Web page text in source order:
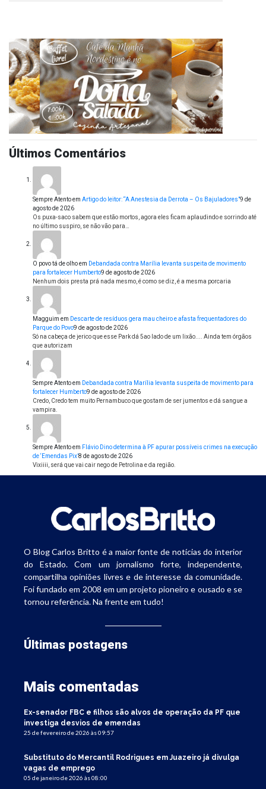
Últimos Comentários
Sempre Atentoem Artigo do leitor: “A Anestesia da Derrota – Os Bajuladores”9 de
agosto de 2026
Os puxa-saco sabem que estão mortos, agora eles ficam aplaudindo e sorrindo até
no último suspiro, se não vão para…
O povo tá de olhoem Debandada contra Marília levanta suspeita de movimento
para fortalecer Humberto9 de agosto de 2026
Nenhum dois presta prá nada mesmo, é como se diz, é a mesma porcaria
Magguim em Descarte de resíduos gera mau cheiro e afasta frequentadores do
Parque do Povo9 de agosto de 2026
Só na cabeça de jerico que esse Park dá 5ao lado de um lixão.... Ainda tem órgãos
que autorizam
Sempre Atentoem Debandada contra Marília levanta suspeita de movimento para
fortalecer Humberto9 de agosto de 2026
Credo, Credo tem muito Pernambuco que gostam de ser jumentos e dá sangue a
vampira.
Sempre Atentoem Flávio Dino determina à PF apurar possíveis crimes na execução
de ‘Emendas Pix’8 de agosto de 2026
Vixiiii, será que vai cair nego de Petrolina e da região.
O Blog Carlos Britto é a maior fonte de notícias do interior
do Estado. Com um jornalismo forte, independente,
compartilha opiniões livres e de interesse da comunidade.
Foi fundado em 2008 em um projeto pioneiro e ousado e se
tornou referência. Na frente em tudo!
Últimas postagens
Mais comentadas
Ex-senador FBC e filhos são alvos de operação da PF que
investiga desvios de emendas
25 de fevereiro de 2026 às 09:57
Substituto do Mercantil Rodrigues em Juazeiro já divulga
vagas de emprego
05 de janeiro de 2026 às 08:00